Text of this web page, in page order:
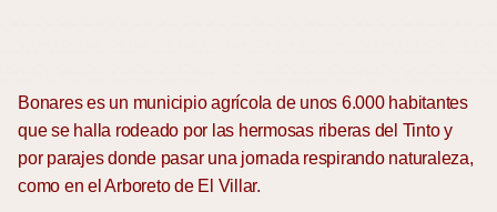
Bonares es un municipio agrícola de unos 6.000 habitantes
que se halla rodeado por las hermosas riberas del Tinto y
por parajes donde pasar una jornada respirando naturaleza,
como en el Arboreto de El Villar.